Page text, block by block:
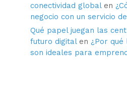
conectividad globalen
negocio con un servicio
Qué papel juegan las
futuro digitalen ¿Por
son ideales para